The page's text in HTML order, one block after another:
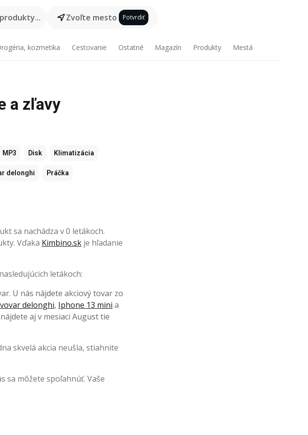
Zvoľte mesto Potvrdiť
kozmetika Cestovanie Ostatné Magazín Produkty Mestá
a zľavy
MP3 Disk Klimatizácia
delonghi Práčka
sa nachádza v 0 letákoch.
Vďaka Kimbino.sk je hľadanie
letákoch:
U nás nájdete akciový tovar zo
delonghi, Iphone 13 mini a
aj v mesiaci August tie
skvelá akcia neušla, stiahnite
sa môžete spoľahnúť. Vaše